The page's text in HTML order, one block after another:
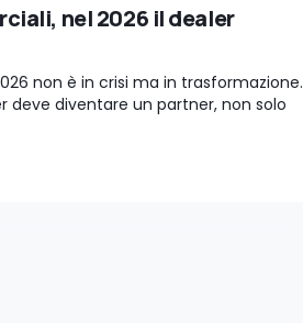
nel 2026 il dealer
non è in crisi ma in trasformazione.
deve diventare un partner, non solo